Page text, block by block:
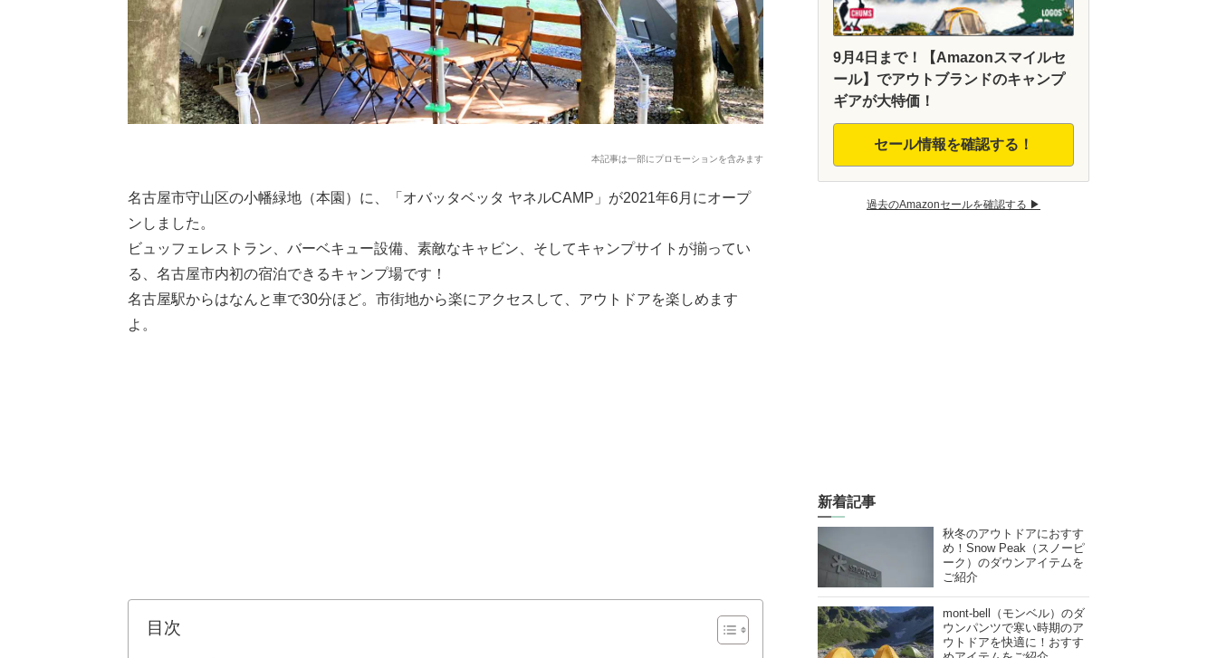
本記事は一部にプロモーションを含みます
名古屋市守山区の小幡緑地（本園）に、「オバッタベッタ ヤネルCAMP」が2021年6月にオープ
ンしました。
ビュッフェレストラン、バーベキュー設備、素敵なキャビン、そしてキャンプサイトが揃ってい
る、名古屋市内初の宿泊できるキャンプ場です！
名古屋駅からはなんと車で30分ほど。市街地から楽にアクセスして、アウトドアを楽しめます
よ。
目次
9月4日まで！【Amazonスマイルセ
ール】でアウトブランドのキャンプ
ギアが大特価！
セール情報を確認する！
過去のAmazonセールを確認する ▶︎
新着記事
秋冬のアウトドアにおすす
め！Snow Peak（スノーピ
ーク）のダウンアイテムを
ご紹介
mont-bell（モンベル）のダ
ウンパンツで寒い時期のア
ウトドアを快適に！おすす